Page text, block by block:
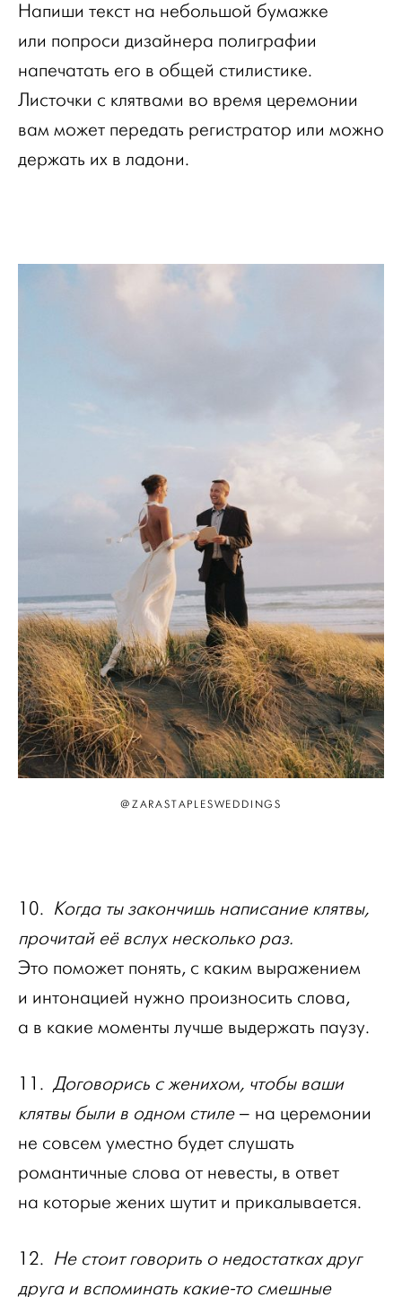
Напиши текст на небольшой бумажке
или попроси дизайнера полиграфии
напечатать его в общей стилистике.
Листочки с клятвами во время церемонии
вам может передать регистратор или можно
держать их в ладони.
@ZARASTAPLESWEDDINGS
10. Когда ты закончишь написание клятвы,
прочитай её вслух несколько раз.
Это поможет понять, с каким выражением
и интонацией нужно произносить слова,
а в какие моменты лучше выдержать паузу.
11. Договорись с женихом, чтобы ваши
клятвы были в одном стиле– на церемонии
не совсем уместно будет слушать
романтичные слова от невесты, в ответ
на которые жених шутит и прикалывается.
12. Не стоит говорить о недостатках друг
друга и вспоминать какие-то смешные